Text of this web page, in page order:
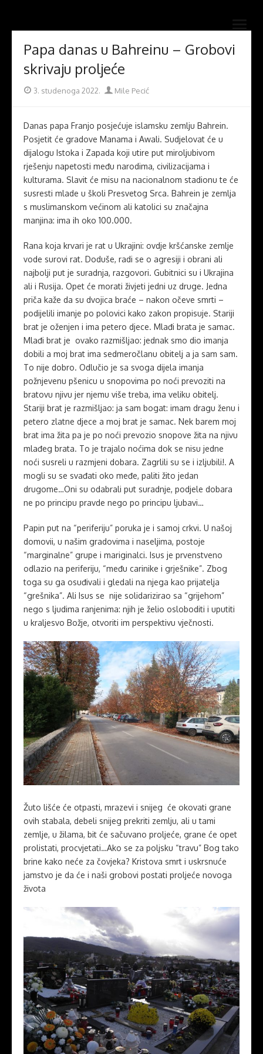
content
open
Papa danas u Bahreinu – Grobovi
skrivaju proljeće
Posted
3. studenoga 2022. Author
Mile Pecić
Danas papa Franjo posjećuje islamsku zemlju Bahrein.
Posjetit će gradove Manama i Awali. Sudjelovat će u
dijalogu Istoka i Zapada koji utire put miroljubivom
rješenju napetosti među narodima, civilizacijama i
kulturama. Slavit će misu na nacionalnom stadionu te će
susresti mlade u školi Presvetog Srca. Bahrein je zemlja
s muslimanskom većinom ali katolici su značajna
manjina: ima ih oko 100.000.
Rana koja krvari je rat u Ukrajini: ovdje kršćanske zemlje
vode surovi rat. Doduše, radi se o agresiji i obrani ali
najbolji put je suradnja, razgovori. Gubitnici su i Ukrajina
ali i Rusija. Opet će morati živjeti jedni uz druge. Jedna
priča kaže da su dvojica braće – nakon očeve smrti –
podijelili imanje po polovici kako zakon propisuje. Stariji
brat je oženjen i ima petero djece. Mlađi brata je samac.
Mlađi brat je ovako razmišljao: jednak smo dio imanja
dobili a moj brat ima sedmeročlanu obitelj a ja sam sam.
To nije dobro. Odlučio je sa svoga dijela imanja
požnjevenu pšenicu u snopovima po noći prevoziti na
bratovu njivu jer njemu više treba, ima veliku obitelj.
Stariji brat je razmišljao: ja sam bogat: imam dragu ženu i
petero zlatne djece a moj brat je samac. Nek barem moj
brat ima žita pa je po noći prevozio snopove žita na njivu
mlađeg brata. To je trajalo noćima dok se nisu jedne
noći susreli u razmjeni dobara. Zagrlili su se i izljubili!. A
mogli su se svađati oko međe, paliti žito jedan
drugome…Oni su odabrali put suradnje, podjele dobara
ne po principu pravde nego po principu ljubavi…
Papin put na “periferiju” poruka je i samoj crkvi. U našoj
domovii, u našim gradovima i naseljima, postoje
“marginalne” grupe i mariginalci. Isus je prvenstveno
odlazio na periferiju, “među carinike i grješnike”. Zbog
toga su ga osuđivali i gledali na njega kao prijatelja
“grešnika”. Ali Isus se nije solidarizirao sa “grijehom”
nego s ljudima ranjenima: njih je želio osloboditi i uputiti
u kraljesvo Božje, otvoriti im perspektivu vječnosti.
Žuto lišće će otpasti, mrazevi i snijeg će okovati grane
ovih stabala, debeli snijeg prekriti zemlju, ali u tami
zemlje, u žilama, bit će sačuvano proljeće, grane će opet
prolistati, procvjetati…Ako se za poljsku “travu” Bog tako
brine kako neće za čovjeka? Kristova smrt i uskrsnuće
jamstvo je da će i naši grobovi postati proljeće novoga
života